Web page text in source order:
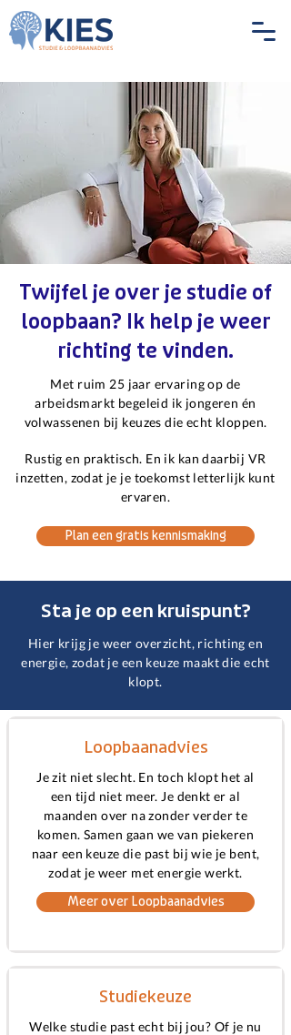
Twijfel je over je studie of
loopbaan? Ik help je weer
richting te vinden.
Met ruim 25 jaar ervaring op de
arbeidsmarkt begeleid ik jongeren én
volwassenen bij keuzes die echt kloppen.
Rustig en praktisch. En ik kan daarbij VR
inzetten, zodat je je toekomst letterlijk kunt
ervaren.
Plan een gratis kennismaking
Sta je op een kruispunt?
Hier krijg je weer overzicht, richting en
energie, zodat je een keuze maakt die echt
klopt.
Loopbaanadvies
Je zit niet slecht. En toch klopt het al
een tijd niet meer. Je denkt er al
maanden over na zonder verder te
komen. Samen gaan we van piekeren
naar een keuze die past bij wie je bent,
zodat je weer met energie werkt.
Meer over Loopbaanadvies
Studiekeuze
Welke studie past echt bij jou? Of je nu